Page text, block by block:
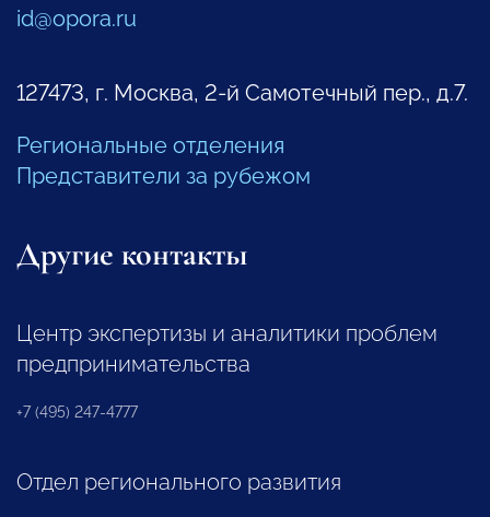
id@opora.ru
127473, г. Москва, 2-й Самотечный пер., д.7.
Региональные отделения
Представители за рубежом
Другие контакты
Центр экспертизы и аналитики проблем
предпринимательства
+7 (495) 247-4777
Отдел регионального развития